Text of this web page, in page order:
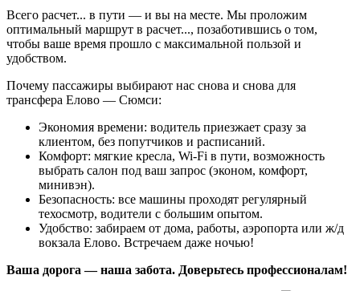
Всего расчет... в пути — и вы на месте. Мы проложим
оптимальный маршрут в расчет..., позаботившись о том,
чтобы ваше время прошло с максимальной пользой и
удобством.
Почему пассажиры выбирают нас снова и снова для
трансфера Елово — Сюмси:
Экономия времени: водитель приезжает сразу за
клиентом, без попутчиков и расписаний.
Комфорт: мягкие кресла, Wi-Fi в пути, возможность
выбрать салон под ваш запрос (эконом, комфорт,
минивэн).
Безопасность: все машины проходят регулярный
техосмотр, водители с большим опытом.
Удобство: забираем от дома, работы, аэропорта или ж/д
вокзала Елово. Встречаем даже ночью!
Ваша дорога — наша забота. Доверьтесь профессионалам!